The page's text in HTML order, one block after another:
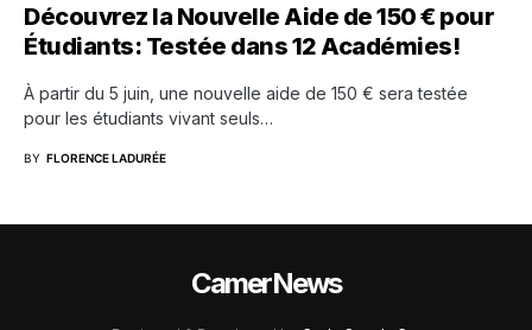
Découvrez la Nouvelle Aide de 150 € pour
Étudiants: Testée dans 12 Académies!
À partir du 5 juin, une nouvelle aide de 150 € sera testée
pour les étudiants vivant seuls…
BY FLORENCE LADURÉE
CamerNews